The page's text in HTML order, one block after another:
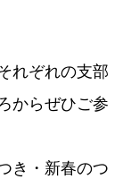
れぞれの支部
からぜひご参
き・新春のつ